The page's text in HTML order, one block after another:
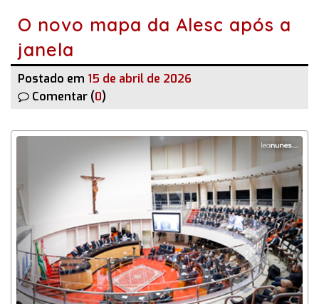
O novo mapa da Alesc após a
janela
Postado em 15 de abril de 2026
Comentar (0)